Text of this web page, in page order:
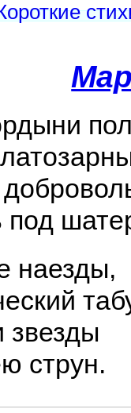
под
наезды,
звезды
струн.